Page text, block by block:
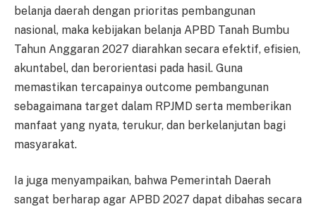
belanja daerah dengan prioritas pembangunan
nasional, maka kebijakan belanja APBD Tanah Bumbu
Tahun Anggaran 2027 diarahkan secara efektif, efisien,
akuntabel, dan berorientasi pada hasil. Guna
memastikan tercapainya outcome pembangunan
sebagaimana target dalam RPJMD serta memberikan
manfaat yang nyata, terukur, dan berkelanjutan bagi
masyarakat.
Ia juga menyampaikan, bahwa Pemerintah Daerah
sangat berharap agar APBD 2027 dapat dibahas secara